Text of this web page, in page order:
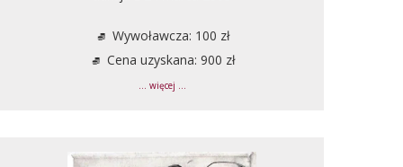
Wywoławcza: 100 zł
Cena uzyskana: 900 zł
... więcej ...